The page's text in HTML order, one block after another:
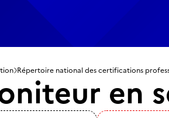
Répertoire national des certifications
en